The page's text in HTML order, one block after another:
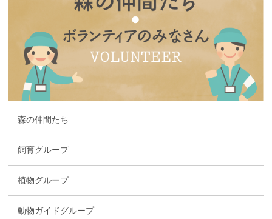
森の仲間たち
飼育グループ
植物グループ
動物ガイドグループ